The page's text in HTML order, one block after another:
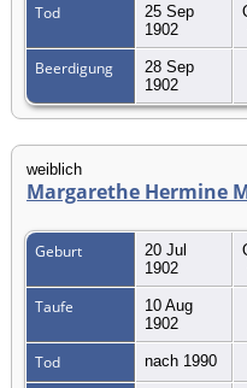
Tod
25 Sep
1902
Beerdigung
28 Sep
1902
weiblich
Margarethe Hermine
Geburt
20 Jul
1902
Taufe
10 Aug
1902
Tod nach 1990